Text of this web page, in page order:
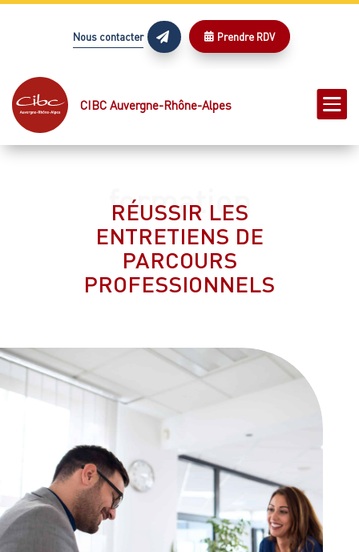
Nous contacter   Prendre RDV
CIBC Auvergne-Rhône-Alpes 
RÉUSSIR LES
ENTRETIENS DE
PARCOURS
PROFESSIONNELS